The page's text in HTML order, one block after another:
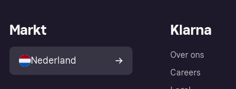
Klarna
Over ons
Careers
Markt
Nederland